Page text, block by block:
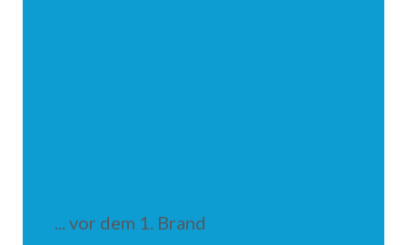
... vor dem 1. Brand